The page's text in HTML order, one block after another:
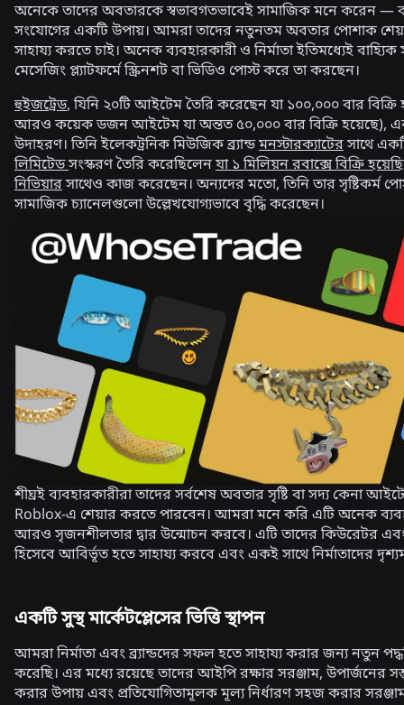
অনেকে তাদের অবতারকে স্বভাবগতভাবেই সামাজিক মনে করেন —
সংযোগের একটি উপায়। আমরা তাদের নতুনতম অবতার পোশাক
সাহায্য করতে চাই। অনেক ব্যবহারকারী ও নির্মাতা ইতিমধ্যেই বাহ্যিক
মেসেজিং প্ল্যাটফর্মে স্ক্রিনশট বা ভিডিও পোস্ট করে তা করছেন।
হুইজট্রেড, যিনি ২০টি আইটেম তৈরি করেছেন যা ১০০,০০০ বার
আরও কয়েক ডজন আইটেম যা অন্তত ৫০,০০০ বার বিক্রি হয়েছে),
উদাহরণ। তিনি ইলেকট্রনিক মিউজিক ব্র্যান্ডমনস্টারক্যাটেরসাথে
লিমিটেডসংস্করণ তৈরি করেছিলেনযা ১ মিলিয়ন রবাক্সে বিক্রি
নিভিয়ারসাথেও কাজ করেছেন। অন্যদের মতো, তিনি তার সৃষ্টিকর্ম
সামাজিক চ্যানেলগুলো উল্লেখযোগ্যভাবে বৃদ্ধি করেছেন।
শীঘ্রই ব্যবহারকারীরা তাদের সর্বশেষ অবতার সৃষ্টি বা সদ্য কেনা
Roblox-এ শেয়ার করতে পারবেন। আমরা মনে করি এটি অনেক
আরও সৃজনশীলতার দ্বার উন্মোচন করবে। এটি তাদের কিউরেটর এবং
হিসেবে আবির্ভূত হতে সাহায্য করবে এবং একই সাথে নির্মাতাদের
একটি সুস্থ মার্কেটপ্লেসের ভিত্তি স্থাপন
আমরা নির্মাতা এবং ব্র্যান্ডদের সফল হতে সাহায্য করার জন্য নতুন
করেছি। এর মধ্যে রয়েছে তাদের আইপি রক্ষার সরঞ্জাম, উপার্জনের
করার উপায় এবং প্রতিযোগিতামূলক মূল্য নির্ধারণ সহজ করার